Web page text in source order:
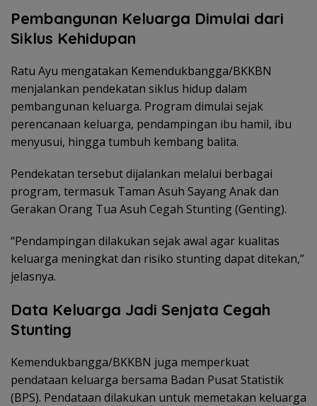
Pembangunan Keluarga Dimulai dari
Siklus Kehidupan
Ratu Ayu mengatakan Kemendukbangga/BKKBN
menjalankan pendekatan siklus hidup dalam
pembangunan keluarga. Program dimulai sejak
perencanaan keluarga, pendampingan ibu hamil, ibu
menyusui, hingga tumbuh kembang balita.
Pendekatan tersebut dijalankan melalui berbagai
program, termasuk Taman Asuh Sayang Anak dan
Gerakan Orang Tua Asuh Cegah Stunting (Genting).
“Pendampingan dilakukan sejak awal agar kualitas
keluarga meningkat dan risiko stunting dapat ditekan,”
jelasnya.
Data Keluarga Jadi Senjata Cegah
Stunting
Kemendukbangga/BKKBN juga memperkuat
pendataan keluarga bersama Badan Pusat Statistik
(BPS). Pendataan dilakukan untuk memetakan keluarga